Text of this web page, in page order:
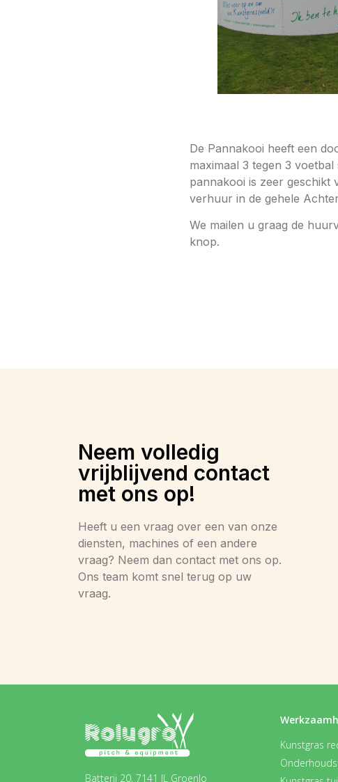
De Pannakooi heeft een
maximaal 3 tegen 3
pannakooi is zeer geschikt
verhuur in de gehele
We mailen u graag de
knop.
Neem volledig
vrijblijvend contact
met ons op!
Heeft u een vraag over een van onze
diensten, machines of een andere
vraag? Neem dan contact met ons op.
Ons team komt snel terug op uw
vraag.
Batterij 20, 7141 JL Groenlo
Kunstgras